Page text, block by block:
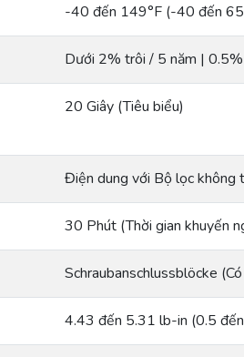
-40 đến 149°F (-40 đến
Dưới 2% trôi / 5 năm |
20 Giây (Tiêu biểu)
Điện dung với Bộ lọc không
30 Phút (Thời gian khuyến
Schraubanschlussblöcke
4.43 đến 5.31 lb-in (0.5